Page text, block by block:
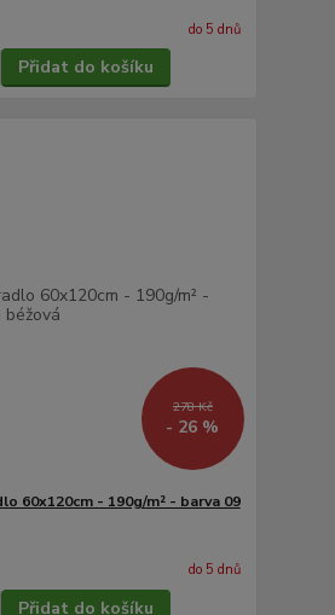
do 5 dnů
Přidat do košíku
278 Kč
- 26 %
60x120cm - 190g/m² - barva 09
do 5 dnů
Přidat do košíku